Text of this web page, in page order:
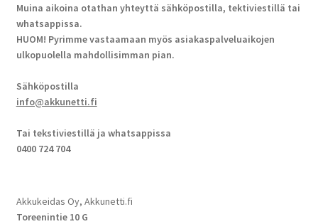
Muina aikoina otathan yhteyttä sähköpostilla, tektiviestillä tai
whatsappissa.
HUOM! Pyrimme vastaamaan myös asiakaspalveluaikojen
ulkopuolella mahdollisimman pian.
Sähköpostilla
info@akkunetti.fi
Tai tekstiviestillä ja whatsappissa
0400 724 704
Akkukeidas Oy, Akkunetti.fi
Toreenintie 10 G